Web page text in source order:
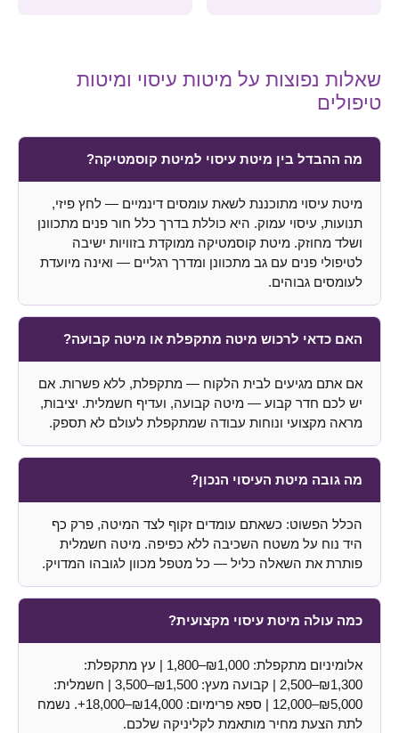
שאלות נפוצות על מיטות עיסוי ומיטות
טיפולים
מה ההבדל בין מיטת עיסוי למיטת קוסמטיקה?
מיטת עיסוי מתוכננת לשאת עומסים דינמיים — לחץ פיזי,
תנועות, עיסוי עמוק. היא כוללת בדרך כלל חור פנים מתכוונן
ושלד מחוזק. מיטת קוסמטיקה ממוקדת בזוויות ישיבה
לטיפולי פנים עם גב מתכוונן ומדרך רגליים — ואינה מיועדת
לעומסים גבוהים.
האם כדאי לרכוש מיטה מתקפלת או מיטה קבועה?
אם אתם מגיעים לבית הלקוח — מתקפלת, ללא פשרות. אם
יש לכם חדר קבוע — מיטה קבועה, ועדיף חשמלית. יציבות,
מראה מקצועי ונוחות עבודה שמתקפלת לעולם לא תספק.
מה גובה מיטת העיסוי הנכון?
הכלל הפשוט: כשאתם עומדים זקוף לצד המיטה, פרק כף
היד נוח על משטח השכיבה ללא כפיפה. מיטה חשמלית
פותרת את השאלה כליל — כל מטפל מכוון לגובהו המדויק.
כמה עולה מיטת עיסוי מקצועית?
אלומיניום מתקפלת: ₪1,000–1,800 | עץ מתקפלת:
₪1,300–2,500 | קבועה מעץ: ₪1,500–3,500 | חשמלית:
₪5,000–12,000 | ספא פרימיום: ₪14,000–18,000+. נשמח
לתת הצעת מחיר מותאמת לקליניקה שלכם.